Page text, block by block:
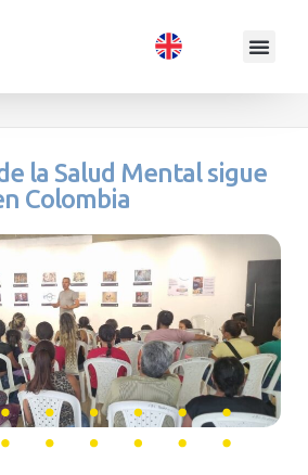
la Salud Mental sigue
Colombia